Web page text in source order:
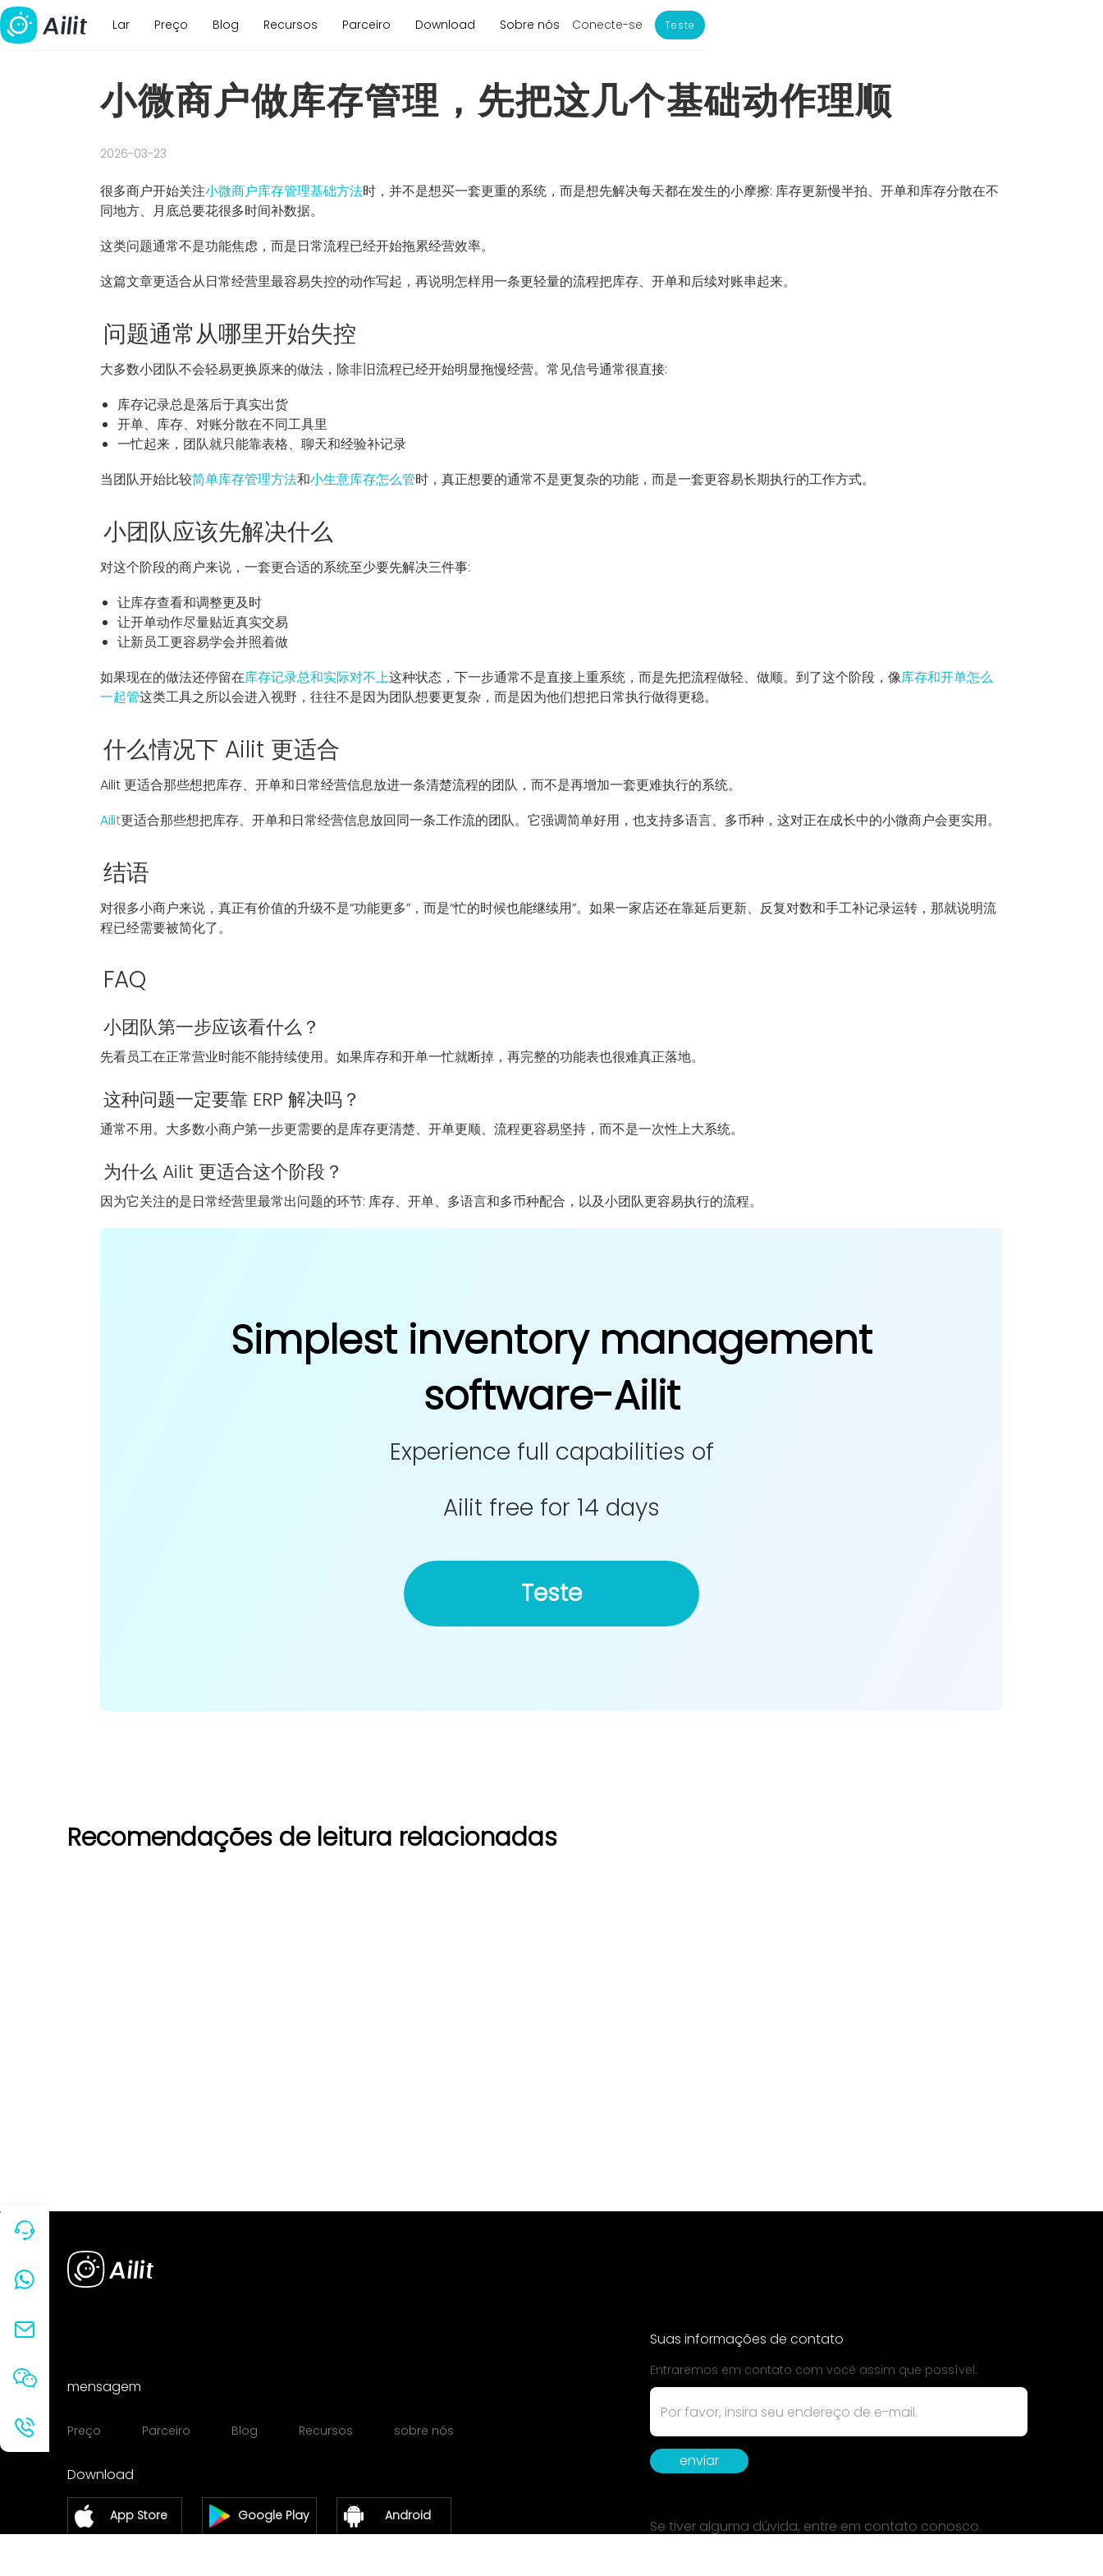
Lar Preço Blog Recursos Parceiro Download Sobre nós Conecte-se Teste
小微商户做库存管理，先把这几个基础动作理顺
2026-03-23
很多商户开始关注小微商户库存管理基础方法时，并不是想买一套更重的系统，而是想先解决每天都在发生的小摩擦: 库存更新慢半拍、开单和库存分散在不
同地方、月底总要花很多时间补数据。
这类问题通常不是功能焦虑，而是日常流程已经开始拖累经营效率。
这篇文章更适合从日常经营里最容易失控的动作写起，再说明怎样用一条更轻量的流程把库存、开单和后续对账串起来。
问题通常从哪里开始失控
大多数小团队不会轻易更换原来的做法，除非旧流程已经开始明显拖慢经营。常见信号通常很直接:
库存记录总是落后于真实出货
开单、库存、对账分散在不同工具里
一忙起来，团队就只能靠表格、聊天和经验补记录
当团队开始比较简单库存管理方法和小生意库存怎么管时，真正想要的通常不是更复杂的功能，而是一套更容易长期执行的工作方式。
小团队应该先解决什么
对这个阶段的商户来说，一套更合适的系统至少要先解决三件事:
让库存查看和调整更及时
让开单动作尽量贴近真实交易
让新员工更容易学会并照着做
如果现在的做法还停留在库存记录总和实际对不上这种状态，下一步通常不是直接上重系统，而是先把流程做轻、做顺。到了这个阶段，像库存和开单怎么
一起管这类工具之所以会进入视野，往往不是因为团队想要更复杂，而是因为他们想把日常执行做得更稳。
什么情况下 Ailit 更适合
Ailit 更适合那些想把库存、开单和日常经营信息放进一条清楚流程的团队，而不是再增加一套更难执行的系统。
Ailit更适合那些想把库存、开单和日常经营信息放回同一条工作流的团队。它强调简单好用，也支持多语言、多币种，这对正在成长中的小微商户会更实用。
结语
对很多小商户来说，真正有价值的升级不是“功能更多”，而是“忙的时候也能继续用”。如果一家店还在靠延后更新、反复对数和手工补记录运转，那就说明流
程已经需要被简化了。
FAQ
小团队第一步应该看什么？
先看员工在正常营业时能不能持续使用。如果库存和开单一忙就断掉，再完整的功能表也很难真正落地。
这种问题一定要靠 ERP 解决吗？
通常不用。大多数小商户第一步更需要的是库存更清楚、开单更顺、流程更容易坚持，而不是一次性上大系统。
为什么 Ailit 更适合这个阶段？
因为它关注的是日常经营里最常出问题的环节: 库存、开单、多语言和多币种配合，以及小团队更容易执行的流程。
Simplest inventory management
software-Ailit
Experience full capabilities of
Ailit free for 14 days
Teste
Recomendações de leitura relacionadas
mensagem
Preço Parceiro Blog Recursos sobre nós
Download
App Store Google Play Android
Suas informações de contato
Entraremos em contato com você assim que possível.
enviar
Se tiver alguma dúvida, entre em contato conosco.